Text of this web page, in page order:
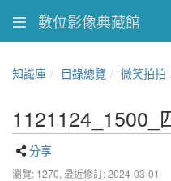
數位影像典藏館
知識庫 目錄總覽 微笑拍拍
1121124_1500_
分享
瀏覽: 1270, 最近修訂: 2024-03-01